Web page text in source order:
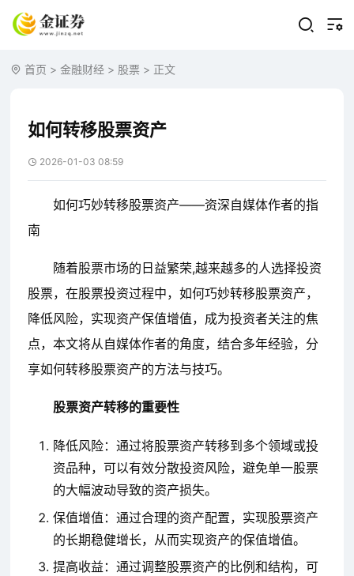
首页 >金融财经 > 股票 > 正文
如何转移股票资产
2026-01-03 08:59
如何巧妙转移股票资产——资深自媒体作者的指
南
随着股票市场的日益繁荣,越来越多的人选择投资
股票，在股票投资过程中，如何巧妙转移股票资产，
降低风险，实现资产保值增值，成为投资者关注的焦
点，本文将从自媒体作者的角度，结合多年经验，分
享如何转移股票资产的方法与技巧。
股票资产转移的重要性
降低风险：通过将股票资产转移到多个领域或投
资品种，可以有效分散投资风险，避免单一股票
的大幅波动导致的资产损失。
保值增值：通过合理的资产配置，实现股票资产
的长期稳健增长，从而实现资产的保值增值。
提高收益：通过调整股票资产的比例和结构，可